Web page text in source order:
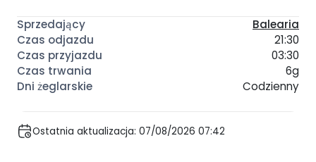
Balearia
21:30
03:30
6g
Codzienny
Ostatnia aktualizacja: 07/08/2026 07:42